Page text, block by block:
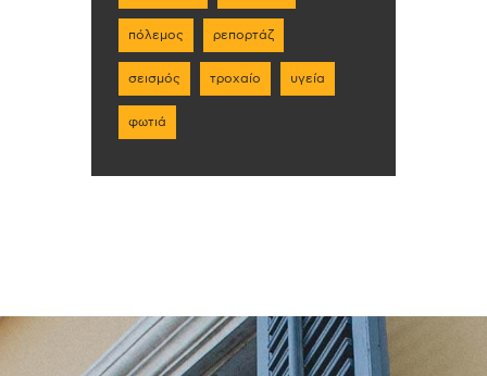
πόλεμος ρεπορτάζ
σεισμός τροχαίο υγεία
φωτιά